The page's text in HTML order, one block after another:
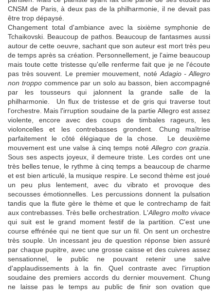
CNSM de Paris, à deux pas de la philharmonie, il ne devait pas
être trop dépaysé.
Changement total d'ambiance avec la sixième symphonie de
Tchaikovski. Beaucoup de pathos. Beaucoup de fantasmes aussi
autour de cette oeuvre, sachant que son auteur est mort très peu
de temps après sa création. Personnellement, je l'aime beaucoup
mais toute cette tristesse qu'elle renferme fait que je ne l'écoute
pas très souvent. Le premier mouvement, noté Adagio - Allegro
non troppocommence par un solo au basson, bien accompagné
par les tousseurs qui jalonnent la grande salle de la
philharmonie. Un flux de tristesse et de gris qui traverse tout
l'orchestre. Mais l'irruption soudaine de la partie Allegro est assez
violente, encore avec des coups de timbales rageurs, les
violoncelles et les contrebasses grondent. Chung maîtrise
parfaitement le côté élégiaque de la chose. Le deuxième
mouvement est une valse à cinq temps notéAllegro con grazia
Sous ses aspects joyeux, il demeure triste. Les cordes ont une
très belles tenue, le rythme à cinq temps a beaucoup de charme
et est bien articulé, la musique respire. Le second thème est joué
un peu plus lentement, avec du vibrato et provoque des
secousses émotionnelles. Les percussions donnent la pulsation
tandis que la flute gère le thème et que le contrechamp de fait
aux contrebasses. Très belle orchestration. L'Allegro molto vivace
qui suit est le grand moment festif de la partition. C'est une
course effrénée qui ne tient que sur un fil. On sent un orchestre
très souple. Un incessant jeu de question réponse bien assuré
par chaque pupitre, avec une grosse caisse et des cuivres assez
sensationnel, le public ne pouvant retenir une salve
d'applaudissements à la fin. Quel contraste avec l'irruption
soudaine des premiers accords du dernier mouvement. Chung
ne laisse pas le temps au public de finir son ovation que